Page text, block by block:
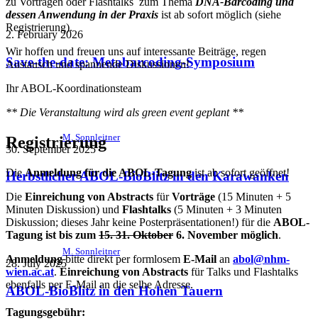
2. February 2026
Save-the-date: Metabarcoding-Symposium
M. Sonnleitner
30. September 2025
Herbstlicher ABOL-BioBlitz in den Karawanken
M. Sonnleitner
28. July 2025
ABOL-BioBlitz in den Hohen Tauern
dessen Anwendung in der Praxis ist ab sofort möglich (siehe
Registrierung).
Wir hoffen und freuen uns auf interessante Beiträge, regen
Austausch und spannende Diskussionen!
Ihr ABOL-Koordinationsteam
** Die Veranstaltung wird als green event geplant **
Registrierung
DieAnmeldung für die ABOL-Tagungist ab sofort geöffnet!
Die Einreichung von Abstracts fürVorträge (15 Minuten + 5
Minuten Diskussion) und Flashtalks (5 Minuten + 3 Minuten
Diskussion; dieses Jahr keine Posterpräsentationen!) für die ABOL-
Tagung ist bis zum 15. 31. Oktober 6. November möglich.
Anmeldungbitte direkt per formlosem E-Mail an abol@nhm-
wien.ac.at. Einreichung von Abstracts für Talks und Flashtalks
ebenfalls per E-Mail an die selbe Adresse.
Tagungsgebühr: